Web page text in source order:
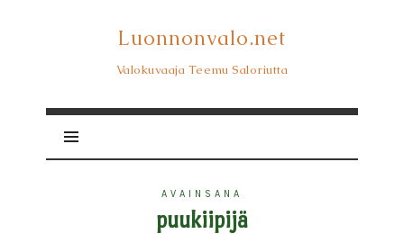
Luonnonvalo.net
Luonnonvalo.net
Valokuvaaja Teemu Saloriutta
AVAINSANA
puukiipijä